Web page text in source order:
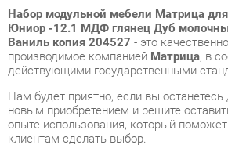
Нам будет приятно, если вы останетесь
новым приобретением и решите
опыте использования, который поможет
клиентам сделать выбор.
Помимо формы обратной связи
, вы
дополнительную информацию,
продукции по электронной почте, по
Екатеринбурге или через мессенджеры
WhatsApp.